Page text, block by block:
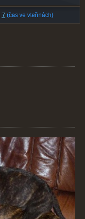
7 (čas ve vteřinách)